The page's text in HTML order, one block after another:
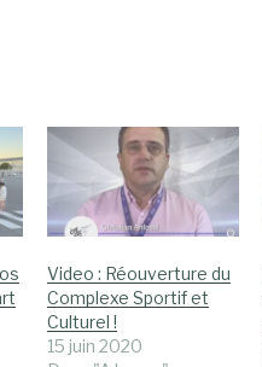
Video : Réouverture du
Complexe Sportif et
Culturel !
15 juin 2020